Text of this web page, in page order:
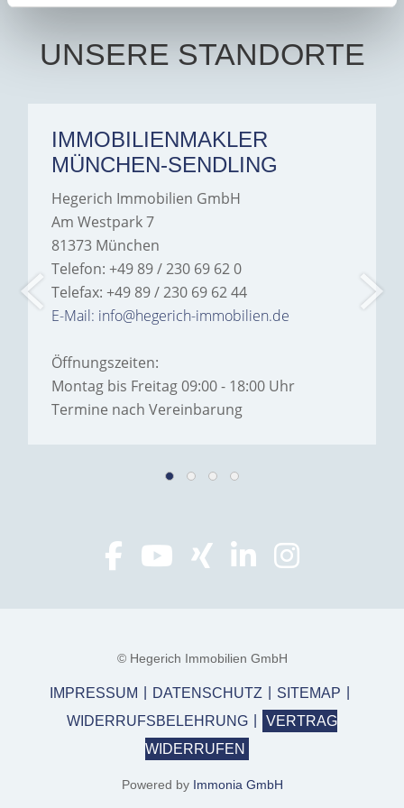
UNSERE STANDORTE
IMMOBILIENMAKLER
MÜNCHEN-SENDLING
Hegerich Immobilien GmbH
Am Westpark 7
81373 München
Telefon: +49 89 / 230 69 62 0
Telefax: +49 89 / 230 69 62 44
E-Mail: info@hegerich-immobilien.de
Öffnungszeiten:
Montag bis Freitag 09:00 - 18:00 Uhr
Termine nach Vereinbarung
© Hegerich Immobilien GmbH
IMPRESSUM DATENSCHUTZ
SITEMAP
WIDERRUFSBELEHRUNG
VERTRAG
WIDERRUFEN
Powered by Immonia GmbH